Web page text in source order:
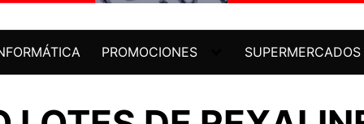
PROMOCIONES SUPERMERCADOS